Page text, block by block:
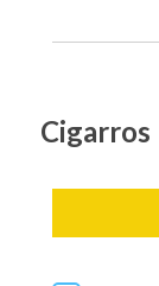
Cigarros